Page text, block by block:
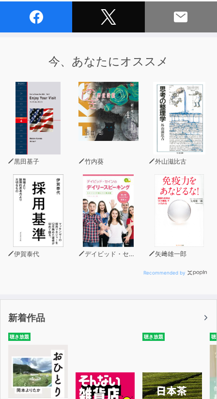
今、あなたにオススメ
黒田基子 竹内葵 外山滋比古
伊賀泰代 デイビッド・セイン 矢﨑雄一郎
Recommended by
新着作品
聴き放題 聴き放題 聴